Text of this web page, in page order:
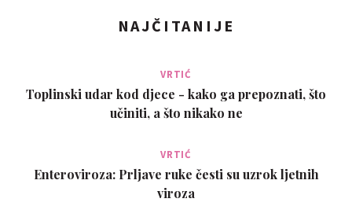
NAJČITANIJE
VRTIĆ
Toplinski udar kod djece - kako ga prepoznati, što
učiniti, a što nikako ne
VRTIĆ
Enteroviroza: Prljave ruke česti su uzrok ljetnih
viroza